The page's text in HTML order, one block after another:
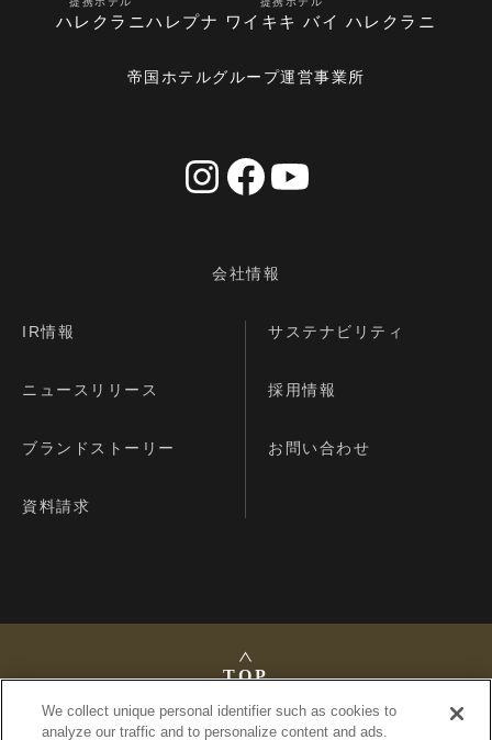
ハレクラニハレプナ ワイキキ バイ ハレクラニ
帝国ホテルグループ運営事業所
会社情報
IR情報 サステナビリティ
ニュースリリース 採用情報
ブランドストーリー お問い合わせ
資料請求
TOP
We collect unique personal identifier such as cookies to
analyze our traffic and to personalize content and ads.